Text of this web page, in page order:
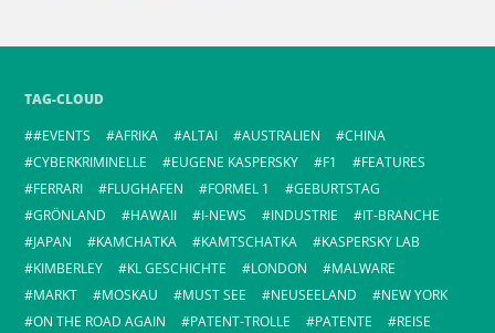
TAG-CLOUD
#EVENTS
AFRIKA ALTAI AUSTRALIEN
CHINA
CYBERKRIMINELLE
EUGENE KASPERSKY F1
FEATURES
FERRARI
FLUGHAFEN FORMEL 1
GEBURTSTAG
GRÖNLAND
HAWAII I-NEWS INDUSTRIE
IT-BRANCHE
JAPAN
KAMCHATKA KAMTSCHATKA
KASPERSKY LAB
KIMBERLEY
KL GESCHICHTE LONDON
MALWARE
MARKT
MOSKAU MUST SEE NEUSEELAND
NEW YORK
ON THE ROAD AGAIN
PATENT-TROLLE PATENTE
REISE